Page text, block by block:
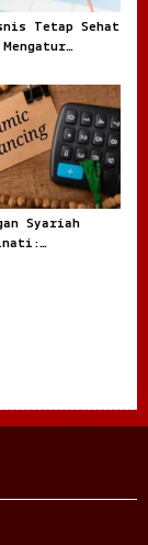
Tetap Sehat
Pribadi
Syariah